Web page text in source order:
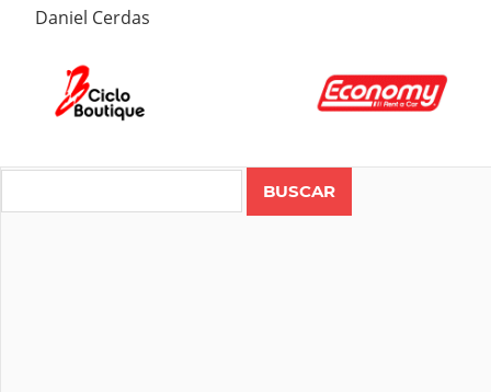
Daniel Cerdas